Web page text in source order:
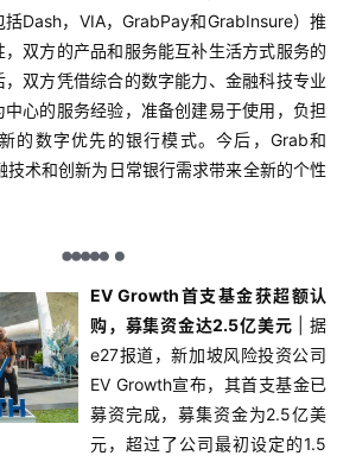
Dash，VIA，GrabPay和GrabInsure）推
双方的产品和服务能互补生活方式服务的
双方凭借综合的数字能力、金融科技专业
心的服务经验，准备创建易于使用，负担
的数字优先的银行模式。今后，Grab和
技术和创新为日常银行需求带来全新的个性
EV Growth首支基金获超额认
购，募集资金达2.5亿美元 | 据
e27报道，新加坡风险投资公司
EV Growth宣布，其首支基金已
募资完成，募集资金为2.5亿美
元，超过了公司最初设定的1.5